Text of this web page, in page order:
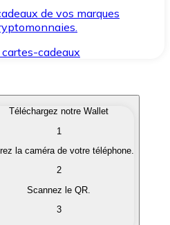
de vos marques
cadeaux
qui vous intéressent
en monnaie
Téléchargez notre Wallet
1
la caméra de votre téléphone.
2
Scannez le QR.
3